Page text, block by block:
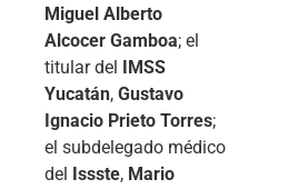
Miguel Alberto
Alcocer Gamboa; el
titular del
IMSS
Yucatán, Gustavo
Ignacio Prieto Torres;
el subdelegado médico
del
Issste, Mario